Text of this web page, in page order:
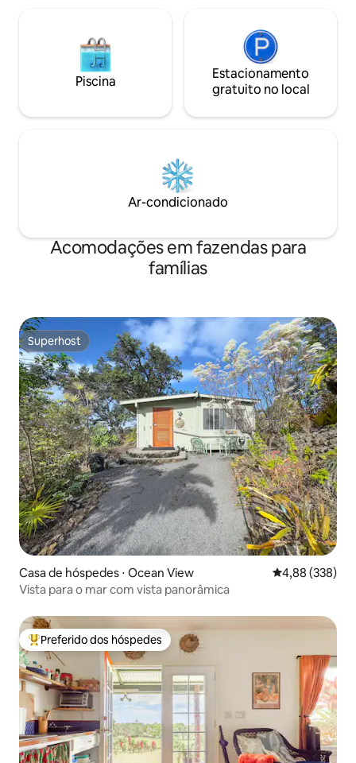
Piscina
Estacionamento
gratuito no local
Ar-condicionado
Acomodações em fazendas para
famílias
Superhost
Superhost
Casa de hóspedes ⋅ Ocean View 4,88 de uma
4,88 (338)
Vista para o mar com vista panorâmica
Entre os melhores preferidos dos hóspedes
Preferido dos hóspedes